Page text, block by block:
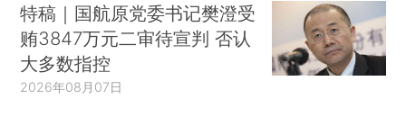
特稿｜国航原党委书记樊澄受
贿3847万元二审待宣判 否认
大多数指控
2026年08月07日